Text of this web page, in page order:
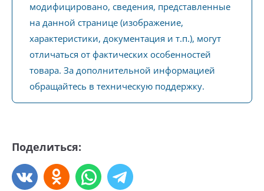
модифицировано, сведения, представленные
на данной странице (изображение,
характеристики, документация и т.п.), могут
отличаться от фактических особенностей
товара. За дополнительной информацией
обращайтесь в техническую поддержку.
Поделиться: